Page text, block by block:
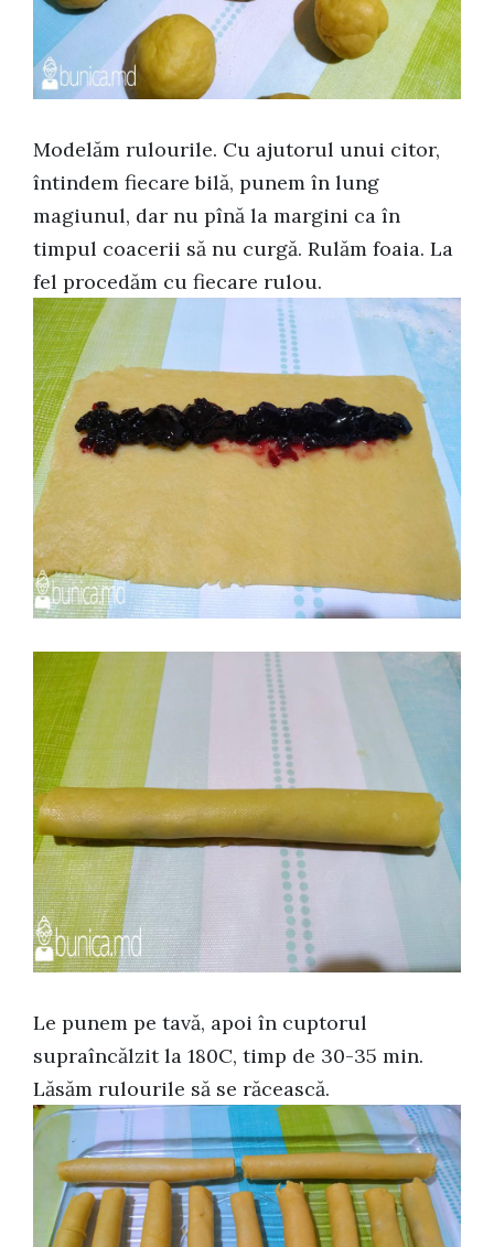
Modelăm rulourile. Cu ajutorul unui citor,
întindem fiecare bilă, punem în lung
magiunul, dar nu pînă la margini ca în
timpul coacerii să nu curgă. Rulăm foaia. La
fel procedăm cu fiecare rulou.
Le punem pe tavă, apoi în cuptorul
supraîncălzit la 180C, timp de 30-35 min.
Lăsăm rulourile să se răcească.